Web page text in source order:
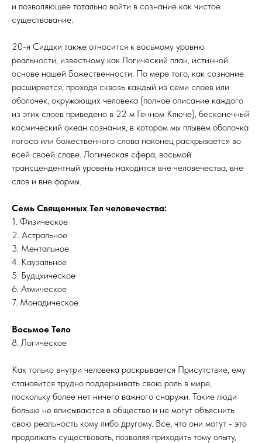
и позволяющее тотально войти в сознание как чистое
существование.
20-я Сиддхи также относится к восьмому уровню
реальности, известному как Логический план, истинной
основе нашей Божественности. По мере того, как сознание
расширяется, проходя сквозь каждый из семи слоев или
оболочек, окружающих человека (полное описание каждого
из этих слоев приведено в 22 м Генном Ключе), бесконечный
космический океан сознания, в котором мы плывем оболочка
логоса или божественного слова наконец раскрывается во
всей своей славе. Логическая сфера, восьмой
трансцендентный уровень находится вне человечества, вне
слов и вне формы.
Семь Священных Тел человечества:
1. Физическое
2. Астральное
3. Ментальное
4. Каузальное
5. Будцхическое
6. Атмическое
7. Монадическое
Восьмое Тело
8. Логическое
Как только внутри человека раскрывается Присутствие, ему
становится трудно поддерживать свою роль в мире,
поскольку более нет ничего важного снаружи. Такие люди
больше не вписываются в общество и не могут объяснить
свою реальность кому либо другому. Все, что они могут - это
продолжать существовать, позволяя приходить тому опыту,